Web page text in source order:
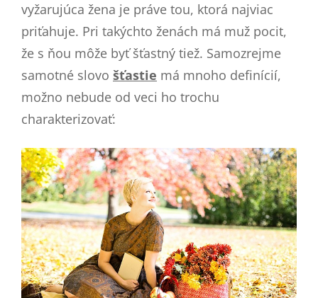
vyžarujúca žena je práve tou, ktorá najviac
priťahuje. Pri takýchto ženách má muž pocit,
že s ňou môže byť šťastný tiež. Samozrejme
samotné slovo šťastie má mnoho definícií,
možno nebude od veci ho trochu
charakterizovať: